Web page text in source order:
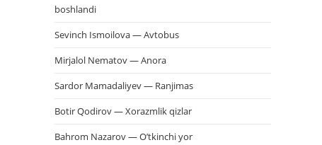
boshlandi
Sevinch Ismoilova — Avtobus
Mirjalol Nematov — Anora
Sardor Mamadaliyev — Ranjimas
Botir Qodirov — Xorazmlik qizlar
Bahrom Nazarov — O’tkinchi yor